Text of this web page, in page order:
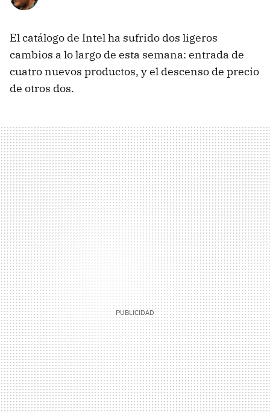
El catálogo de Intel ha sufrido dos ligeros
cambios a lo largo de esta semana: entrada de
cuatro nuevos productos, y el descenso de precio
de otros dos.